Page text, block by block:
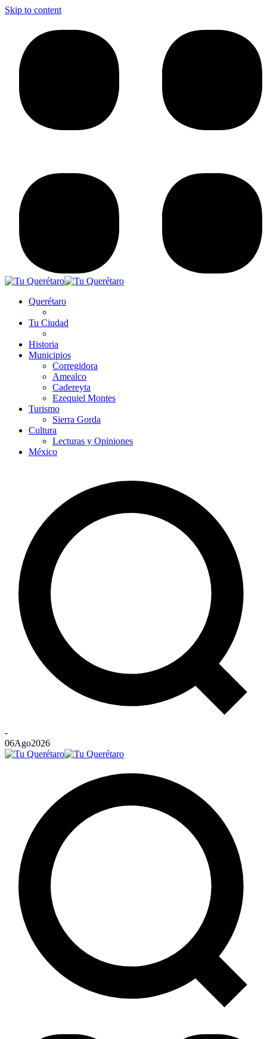
Skip to content
Querétaro
Tu Ciudad
Historia
Municipios
Corregidora
Amealco
Cadereyta
Ezequiel Montes
Turismo
Sierra Gorda
Cultura
Lecturas y Opiniones
México
-
06Ago2026